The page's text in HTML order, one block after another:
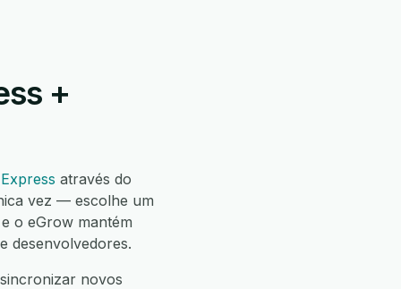
+
através do
vez — escolhe um
o eGrow mantém
desenvolvedores.
novos